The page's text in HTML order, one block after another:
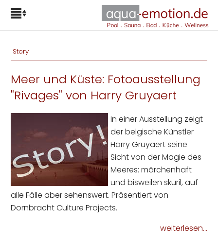
Story
Meer und Küste: Fotoausstellung
"Rivages" von Harry Gruyaert
In einer Ausstellung zeigt
der belgische Künstler
Harry Gruyaert seine
Sicht von der Magie des
Meeres: märchenhaft
und bisweilen skuril, auf
alle Fälle aber sehenswert. Präsentiert von
Dornbracht Culture Projects.
weiterlesen...